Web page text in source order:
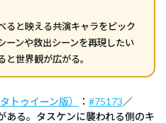
ると映える共演キャラをピック
ーンや救出シーンを再現したい
世界観が広がる。
トゥイーン版） ： #75173／
ある。タスケンに襲われる側のキ